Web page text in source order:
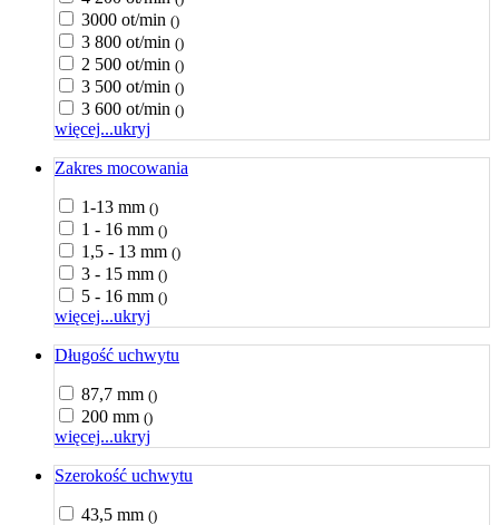
3000 ot/min ()
3 800 ot/min ()
2 500 ot/min ()
3 500 ot/min ()
3 600 ot/min ()
więcej...ukryj
Zakres mocowania
1-13 mm ()
1 - 16 mm ()
1,5 - 13 mm ()
3 - 15 mm ()
5 - 16 mm ()
więcej...ukryj
Długość uchwytu
87,7 mm ()
200 mm ()
więcej...ukryj
Szerokość uchwytu
43,5 mm ()